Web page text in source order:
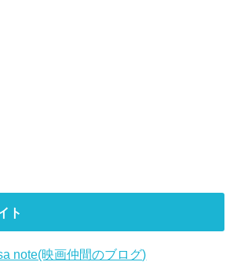
ト
note(映画仲間のブログ)